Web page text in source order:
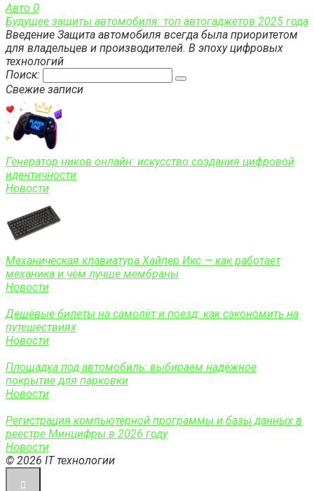
Авто 0
Будущее защиты автомобиля: топ автогаджетов 2025 года
Введение Защита автомобиля всегда была приоритетом
для владельцев и производителей. В эпоху цифровых
технологий
Поиск:
Свежие записи
Генератор ников онлайн: искусство создания цифровой
идентичности
Новости
Механическая клавиатура Хайпер Икс — как работает
механика и чем лучше мембраны
Новости
Дешёвые билеты на самолёт и поезд: как сэкономить на
путешествиях
Новости
Площадка под автомобиль: выбираем надёжное
покрытие для парковки
Новости
Регистрация компьютерной программы и базы данных в
реестре Минцифры в 2026 году
Новости
© 2026 IT технологии